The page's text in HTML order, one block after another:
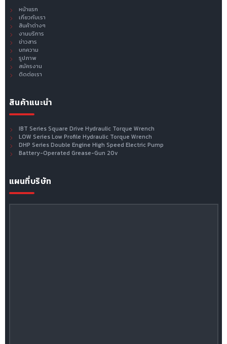
หน้าแรก
เกี่ยวกับเรา
สินค้าต่างๆ
งานบริการ
ข่าวสาร
บทความ
รูปภาพ
สมัครงาน
ติดต่อเรา
สินค้าแนะนำ
IBT Series Square Drive Hydraulic Torque Wrench
LOW Series Low Profile Hydraulic Torque Wrench
DHP Series Double Engine High Speed Electric Pump
Battery-Operated Grease-Gun 20v
แผนที่บริษัท